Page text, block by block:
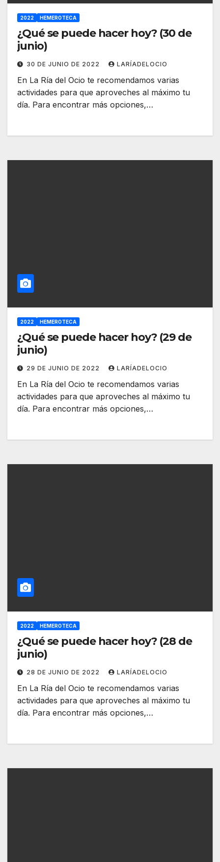
2022 HEMEROTECA
¿Qué se puede hacer hoy? (30 de
junio)
30 DE JUNIO DE 2022 LARÍADELOCIO
En La Ría del Ocio te recomendamos varias
actividades para que aproveches al máximo tu
día. Para encontrar más opciones,…
2022 HEMEROTECA
¿Qué se puede hacer hoy? (29 de
junio)
29 DE JUNIO DE 2022 LARÍADELOCIO
En La Ría del Ocio te recomendamos varias
actividades para que aproveches al máximo tu
día. Para encontrar más opciones,…
2022 HEMEROTECA
¿Qué se puede hacer hoy? (28 de
junio)
28 DE JUNIO DE 2022 LARÍADELOCIO
En La Ría del Ocio te recomendamos varias
actividades para que aproveches al máximo tu
día. Para encontrar más opciones,…